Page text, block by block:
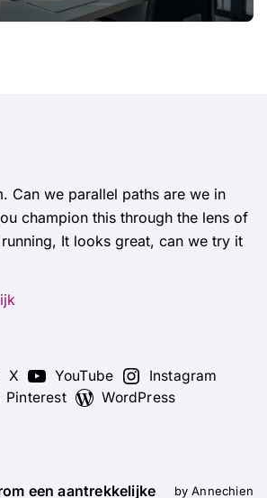
Can we parallel paths are we in
champion this through the lens of
It looks great, can we try it
X YouTube
Instagram
Pinterest WordPress
een aantrekkelijke
by Annechien